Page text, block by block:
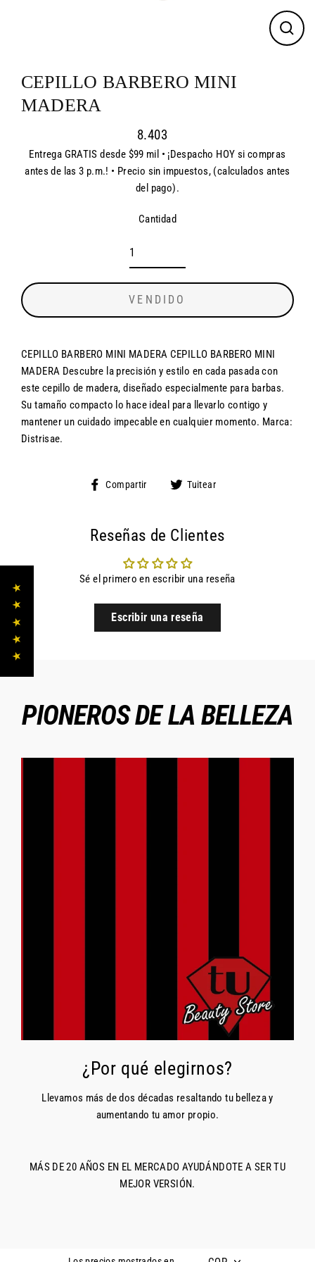
CEPILLO BARBERO MINI
MADERA
Precio
habitual
8.403
Entrega GRATIS desde $99 mil • ¡Despacho HOY si compras
antes de las 3 p.m.! • Precio sin impuestos, (calculados antes
del pago).
Cantidad
VENDIDO
CEPILLO BARBERO MINI MADERA CEPILLO BARBERO MINI
MADERA Descubre la precisión y estilo en cada pasada con
este cepillo de madera, diseñado especialmente para barbas.
Su tamaño compacto lo hace ideal para llevarlo contigo y
mantener un cuidado impecable en cualquier momento. Marca:
Distrisae.
Compartir
CompartirTuitear
Reseñas de Clientes
Sé el primero en escribir una reseña
Escribir una reseña
PIONEROS DE LA BELLEZA
¿Por qué elegirnos?
Llevamos más de dos décadas resaltando tu belleza y
aumentando tu amor propio.
MÁS DE 20 AÑOS EN EL MERCADO AYUDÁNDOTE A SER TU
MEJOR VERSIÓN.
★ ★ ★ ★ ★